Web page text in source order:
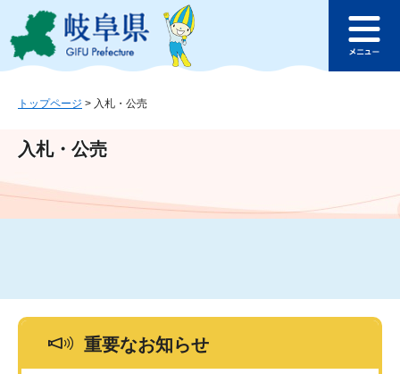
ジ
ュ
文
このページの本文へ
ュ
トップページ > 入札・公売
入札・公売
重要なお知らせ